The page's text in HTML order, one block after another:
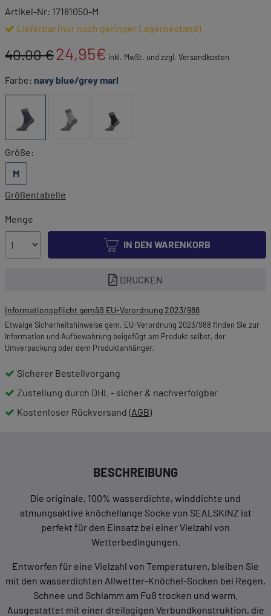
Artikel-Nr: 17181050-M
Lieferbar (nur noch geringer Lagerbestand)
40.00 €24,95€ inkl. MwSt. und zzgl. Versandkosten
Farbe: navy blue/grey marl
Größe:
M
Größentabelle
Menge
IN DEN WARENKORB
DRUCKEN
Informationspflicht gemäß EU-Verordnung 2023/988
Etwaige Sicherheitshinweise gem. EU-Verordnung 2023/988 finden Sie zur
Information und Aufbewahrung beigefügt am Produkt selbst, der
Umverpackung oder dem Produktanhänger.
Sicherer Bestellvorgang
Zustellung durch DHL - sicher & nachverfolgbar
Kostenloser Rückversand (AGB)
BESCHREIBUNG
Die originale, 100% wasserdichte, winddichte und
atmungsaktive knöchellange Socke von SEALSKINZ ist
perfekt für den Einsatz bei einer Vielzahl von
Wetterbedingungen.
Entworfen für eine Vielzahl von Temperaturen, bleiben Sie
mit den wasserdichten Allwetter-Knöchel-Socken bei Regen,
Schnee und Schlamm am Fuß trocken und warm.
Ausgestattet mit einer dreilagigen Verbundkonstruktion, die